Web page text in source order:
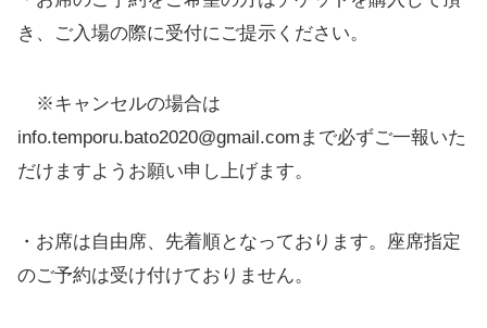
き、ご入場の際に受付にご提示ください。
※キャンセルの場合は
info.temporu.bato2020@gmail.comまで必ずご一報いた
だけますようお願い申し上げます。
・お席は自由席、先着順となっております。座席指定
のご予約は受け付けておりません。